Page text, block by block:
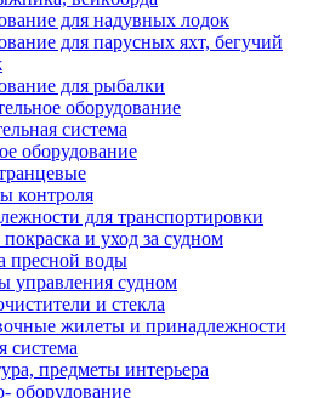
для надувных лодок
для парусных яхт, бегучий
для рыбалки
оборудование
система
оборудование
контроля
для транспортировки
и уход за судном
пресной воды
управления судном
и стекла
жилеты и принадлежности
система
предметы интерьера
оборудование